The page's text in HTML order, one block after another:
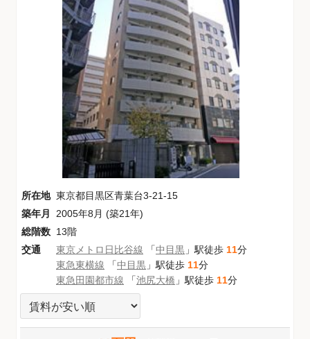
所在地 東京都目黒区青葉台3-21-15
築年月
2005年8月 (築21年)
総階数 13階
交通
東京メトロ日比谷線 「中目黒 」駅徒歩 11分
東急東横線 「中目黒 」駅徒歩 11分
東急田園都市線 「池尻大橋 」駅徒歩 11分